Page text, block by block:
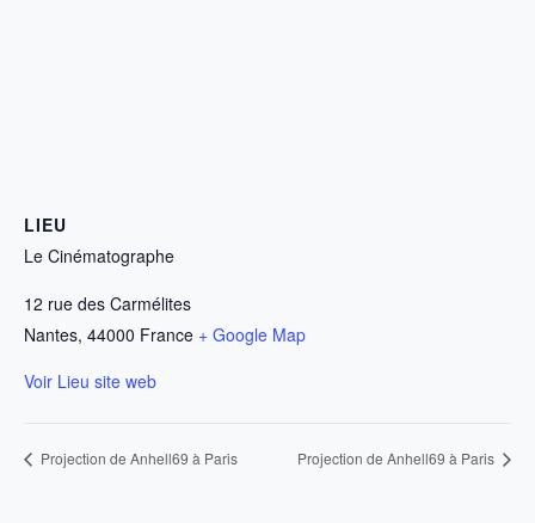
LIEU
Le Cinématographe
12 rue des Carmélites
Nantes, 44000 France + Google Map
Voir Lieu site web
Projection de Anhell69 à Paris Projection de Anhell69 à Paris